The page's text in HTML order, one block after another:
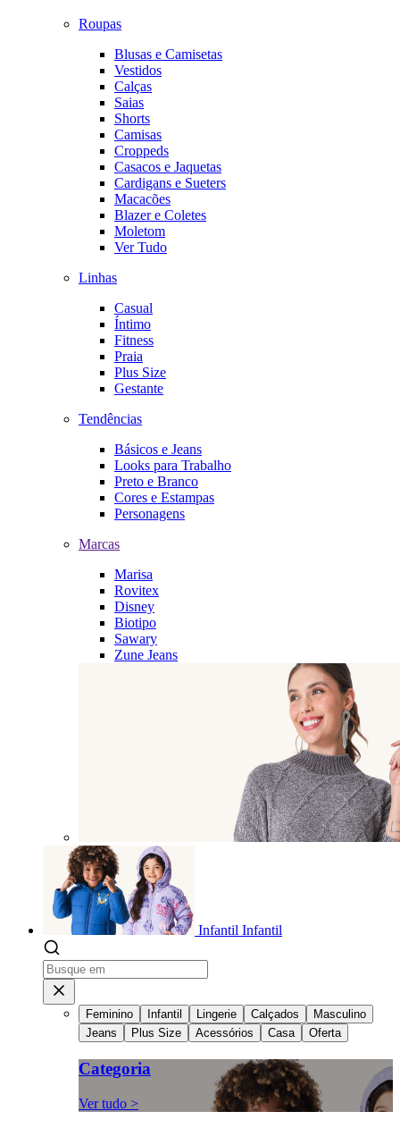
Roupas
Blusas e Camisetas
Vestidos
Calças
Saias
Shorts
Camisas
Croppeds
Casacos e Jaquetas
Cardigans e Sueters
Macacões
Blazer e Coletes
Moletom
Ver Tudo
Linhas
Casual
Íntimo
Fitness
Praia
Plus Size
Gestante
Tendências
Básicos e Jeans
Looks para Trabalho
Preto e Branco
Cores e Estampas
Personagens
Marcas
Marisa
Rovitex
Disney
Biotipo
Sawary
Zune Jeans
Infantil Infantil
Feminino Infantil Lingerie Calçados
Masculino
Jeans
Plus Size Acessórios Casa Oferta
Categoria
Ver tudo >